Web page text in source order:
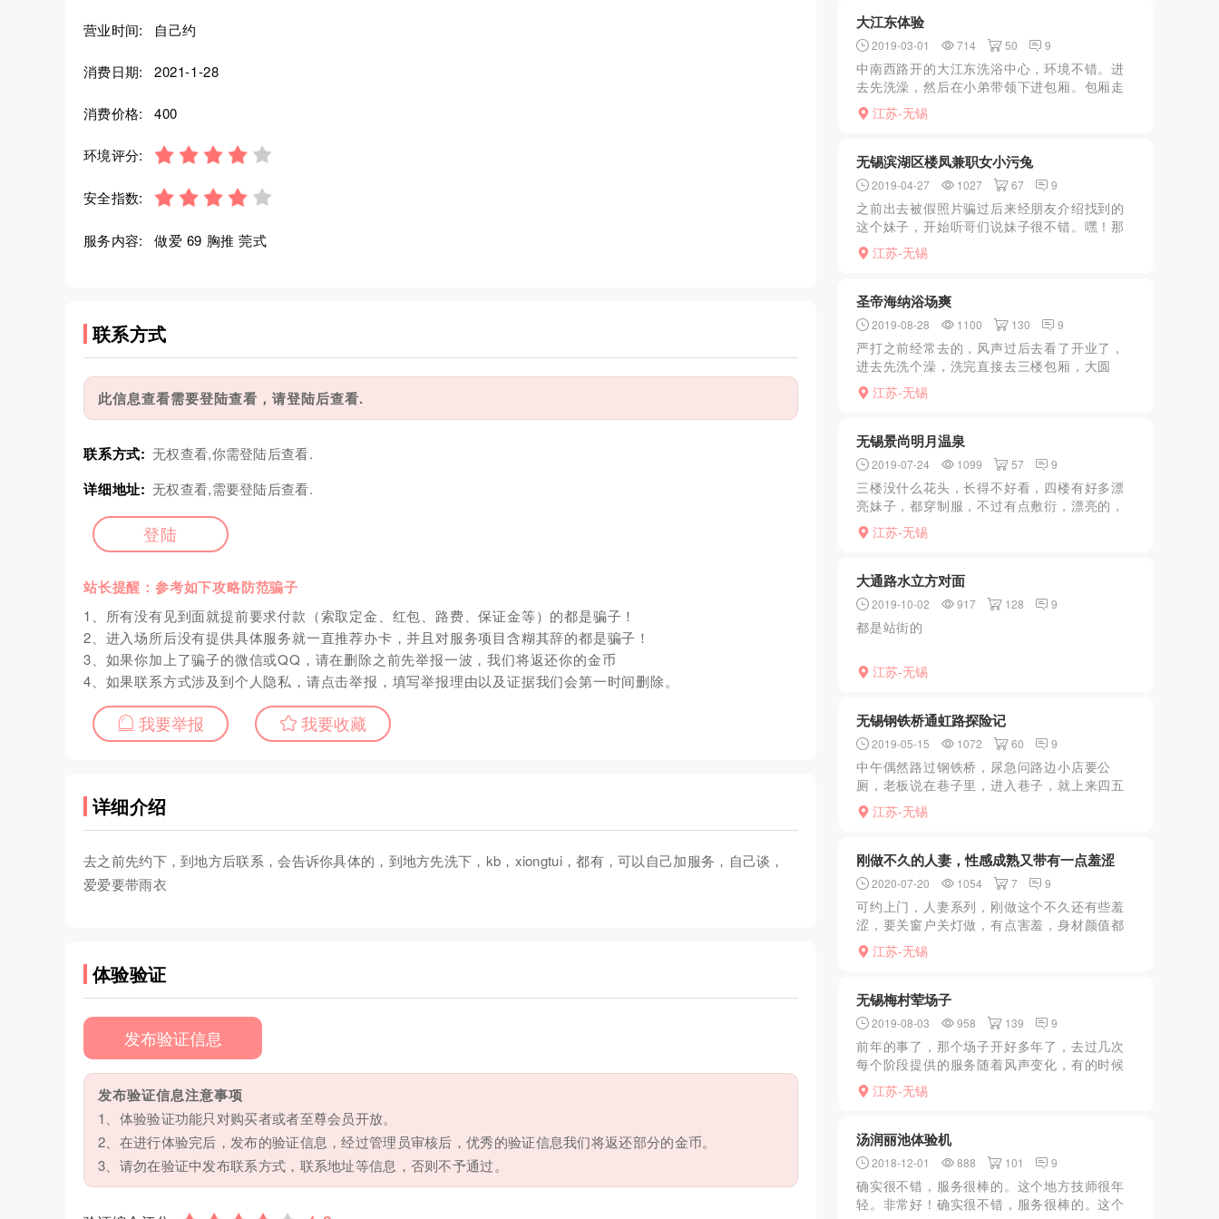
营业时间: 自己约
消费日期: 2021-1-28
消费价格: 400
环境评分:
安全指数:
服务内容: 做爱 69 胸推 莞式
联系方式
此信息查看需要登陆查看，请登陆后查看.
联系方式: 无权查看,你需登陆后查看.
详细地址: 无权查看,需要登陆后查看.
登陆
站长提醒：参考如下攻略防范骗子
1、所有没有见到面就提前要求付款（索取定金、红包、路费、保证金等）的都是骗子！
2、进入场所后没有提供具体服务就一直推荐办卡，并且对服务项目含糊其辞的都是骗子！
3、如果你加上了骗子的微信或QQ，请在删除之前先举报一波，我们将返还你的金币
4、如果联系方式涉及到个人隐私，请点击举报，填写举报理由以及证据我们会第一时间删除。
我要举报 我要收藏
详细介绍
去之前先约下，到地方后联系，会告诉你具体的，到地方先洗下，kb，xiongtui，都有，可以自己加服务，自己谈，
爱爱要带雨衣
体验验证
发布验证信息
发布验证信息注意事项
1、体验验证功能只对购买者或者至尊会员开放。
2、在进行体验完后，发布的验证信息，经过管理员审核后，优秀的验证信息我们将返还部分的金币。
3、请勿在验证中发布联系方式，联系地址等信息，否则不予通过。
大江东体验
2019-03-01 714 50 9
中南西路开的大江东洗浴中心，环境不错。进
去先洗澡，然后在小弟带领下进包厢。包厢走
廊里看到几个妹子，长得还可以。进去后让小
弟随便安排一个，过一会进来一个妹子，长得
江苏-无锡
无锡滨湖区楼凤兼职女小污兔
2019-04-27 1027 67 9
之前出去被假照片骗过后来经朋友介绍找到的
这个妹子，开始听哥们说妹子很不错。嘿！那
天正好空，于是就约了妹子，提前一个小时预
约发了她的位置给我。下午三点多见到她人，
江苏-无锡
圣帝海纳浴场爽
2019-08-28 1100 130 9
严打之前经常去的，风声过后去看了开业了，
进去先洗个澡，洗完直接去三楼包厢，大圆
床，会让女的给你来挑，不过，严打以后质量
不怎么高就选了一个四川的大胸妹，先a面b
江苏-无锡
无锡景尚明月温泉
2019-07-24 1099 57 9
三楼没什么花头，长得不好看，四楼有好多漂
亮妹子，都穿制服，不过有点敷衍，漂亮的，
路完就往你身上一趟结束。要看人有的妹子都
服务很好，直接让你射在嘴里，有的不肯
江苏-无锡
大通路水立方对面
2019-10-02 917 128 9
都是站街的
江苏-无锡
无锡钢铁桥通虹路探险记
2019-05-15 1072 60 9
中午偶然路过钢铁桥，尿急问路边小店要公
厕，老板说在巷子里，进入巷子，就上来四五
个女的问要不要推背，拒绝后，真尿急加有事
就尿完就走了(我从巷尾进的，四五个都比较年
江苏-无锡
刚做不久的人妻，性感成熟又带有一点羞涩
2020-07-20 1054 7 9
可约上门，人妻系列，刚做这个不久还有些羞
涩，要关窗户关灯做，有点害羞，身材颜值都
还不错，服务还有点生疏，特别下面非常紧，
比正常人都紧，可能确实是刚做这个不久的原
江苏-无锡
无锡梅村荤场子
2019-08-03 958 139 9
前年的事了，那个场子开好多年了，去过几次
每个阶段提供的服务随着风声变化，有的时候
只陪酒摸都没得摸，最近两年风声紧服务大打
折扣就没再去了，需要提前预约打听好有哪
江苏-无锡
汤润丽池体验机
2018-12-01 888 101 9
确实很不错，服务很棒的。这个地方技师很年
轻。非常好！确实很不错，服务很棒的。这个